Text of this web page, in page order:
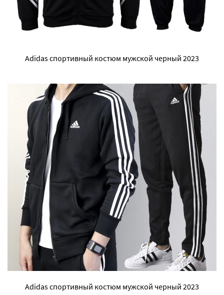
Adidas спортивный костюм мужской черный 2023
Adidas спортивный костюм мужской черный 2023